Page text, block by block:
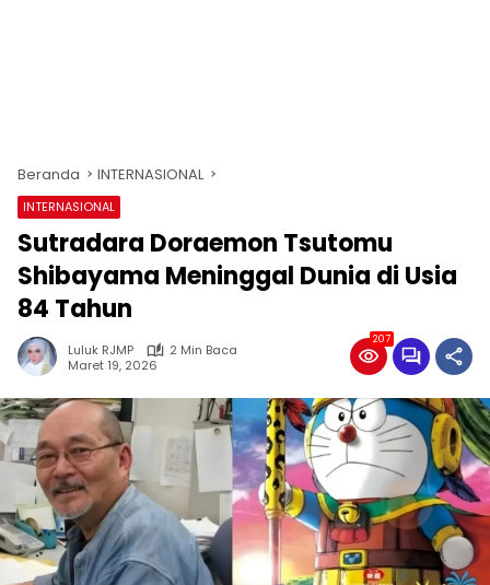
Beranda INTERNASIONAL
INTERNASIONAL
Sutradara Doraemon Tsutomu
Shibayama Meninggal Dunia di Usia
84 Tahun
Luluk RJMP
2 Min Baca
Maret 19, 2026
207